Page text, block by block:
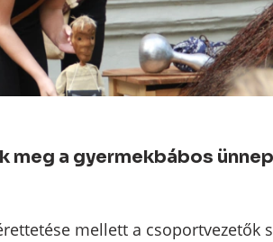
meg a gyermekbábos
mellett a csoportvezetők